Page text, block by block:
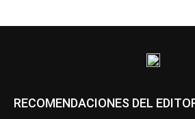
RECOMENDACIONES DEL